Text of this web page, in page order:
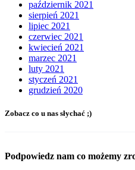
październik 2021
sierpień 2021
lipiec 2021
czerwiec 2021
kwiecień 2021
marzec 2021
luty 2021
styczeń 2021
grudzień 2020
Zobacz co u nas słychać ;)
Podpowiedz nam co możemy